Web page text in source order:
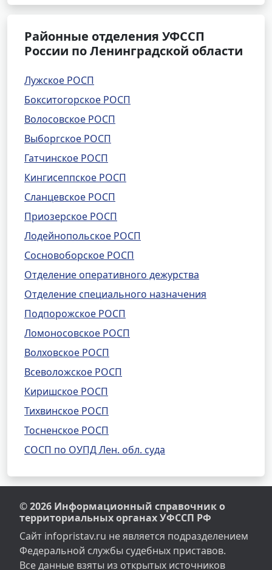
Районные отделения УФССП
России по Ленинградской области
Лужское РОСП
Бокситогорское РОСП
Волосовское РОСП
Выборгское РОСП
Гатчинское РОСП
Кингисеппское РОСП
Сланцевское РОСП
Приозерское РОСП
Лодейнопольское РОСП
Сосновоборское РОСП
Отделение оперативного дежурства
Отделение специального назначения
Подпорожское РОСП
Ломоносовское РОСП
Волховское РОСП
Всеволожское РОСП
Киришское РОСП
Тихвинское РОСП
Тосненское РОСП
СОСП по ОУПД Лен. обл. суда
© 2026 Информационный справочник о
территориальных органах УФССП РФ
Сайт infopristav.ru не является подразделением
Федеральной службы судебных приставов.
Все данные взяты из открытых источников